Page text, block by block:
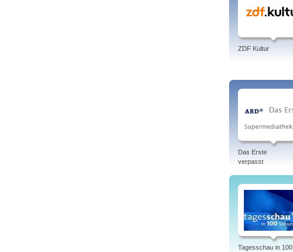
ZDF Kultur
Das Erste
verpasst
Tagesschau in 100